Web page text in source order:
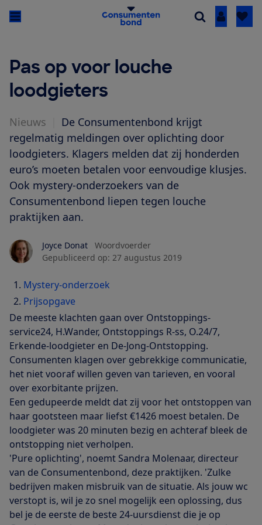
Inloggen
Pas op voor louche
loodgieters
Nieuws
De Consumentenbond krijgt
regelmatig meldingen over oplichting door
loodgieters. Klagers melden dat zij honderden
euro’s moeten betalen voor eenvoudige klusjes.
Ook mystery-onderzoekers van de
Consumentenbond liepen tegen louche
praktijken aan.
Joyce Donat
Woordvoerder
Gepubliceerd op: 27 augustus 2019
Mystery-onderzoek
Prijsopgave
De meeste klachten gaan over Ontstoppings-
service24, H.Wander, Ontstoppings R-ss, O.24/7,
Erkende-loodgieter en De-Jong-Ontstopping.
Consumenten klagen over gebrekkige communicatie,
het niet vooraf willen geven van tarieven, en vooral
over exorbitante prijzen.
Een gedupeerde meldt dat zij voor het ontstoppen van
haar gootsteen maar liefst €1426 moest betalen. De
loodgieter was 20 minuten bezig en achteraf bleek de
ontstopping niet verholpen.
'Pure oplichting', noemt Sandra Molenaar, directeur
van de Consumentenbond, deze praktijken. 'Zulke
bedrijven maken misbruik van de situatie. Als jouw wc
verstopt is, wil je zo snel mogelijk een oplossing, dus
bel je de eerste de beste 24-uursdienst die je op